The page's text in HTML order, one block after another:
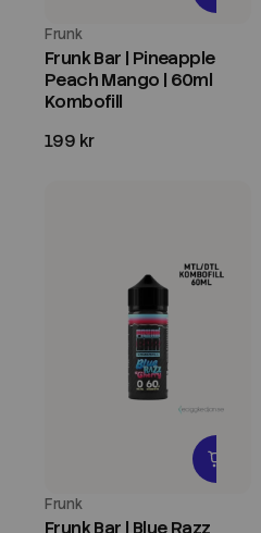
Frunk
Frunk Bar | Pineapple
Peach Mango | 60ml
Kombofill
199 kr
Frunk
Frunk Bar | Blue Razz